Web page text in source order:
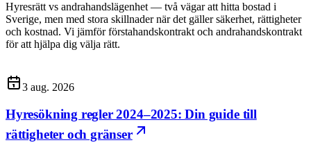
Hyresrätt vs andrahandslägenhet — två vägar att hitta bostad i
Sverige, men med stora skillnader när det gäller säkerhet, rättigheter
och kostnad. Vi jämför förstahandskontrakt och andrahandskontrakt
för att hjälpa dig välja rätt.
3 aug. 2026
Hyresökning regler 2024–2025: Din guide till
rättigheter och gränser